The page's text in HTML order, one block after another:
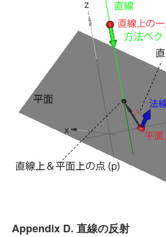
Appendix D. 直線の反射